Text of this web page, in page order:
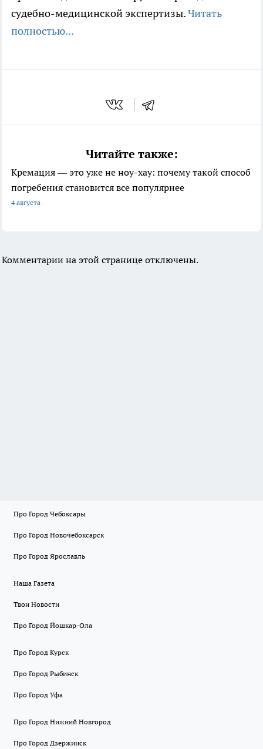
судебно-медицинской экспертизы.Читать
полностью...
Читайте также:
Кремация — это уже не ноу-хау: почему такой способ
погребения становится все популярнее
4 августа
Комментарии на этой странице отключены.
Про Город Чебоксары
Про Город Новочебоксарск
Про Город Ярославль
Наша Газета
Твои Новости
Про Город Йошкар-Ола
Про Город Курск
Про Город Рыбинск
Про Город Уфа
Про Город Нижний Новгород
Про Город Дзержинск